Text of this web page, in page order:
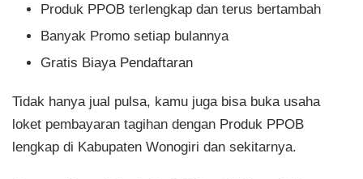
Produk PPOB terlengkap dan terus bertambah
Banyak Promo setiap bulannya
Gratis Biaya Pendaftaran​
Tidak hanya jual pulsa, kamu juga bisa buka usaha
loket pembayaran tagihan dengan Produk PPOB
lengkap di Kabupaten Wonogiri dan sekitarnya.